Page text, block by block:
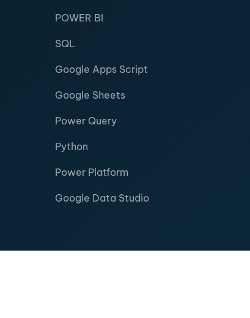
POWER BI
SQL
Google Apps Script
Google Sheets
Power Query
Python
Power Platform
Google Data Studio